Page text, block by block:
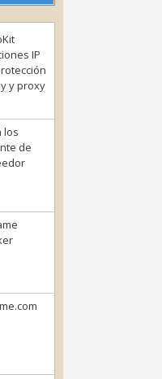
IP
y proxy
los
de